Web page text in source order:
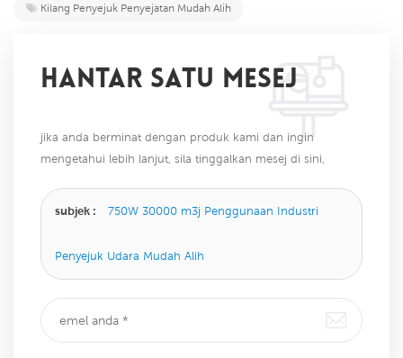
Kilang Penyejuk Penyejatan Mudah Alih
HANTAR SATU MESEJ
jika anda berminat dengan produk kami dan ingin
mengetahui lebih lanjut, sila tinggalkan mesej di sini,
subjek : 750W 30000 m3j Penggunaan Industri
Penyejuk Udara Mudah Alih